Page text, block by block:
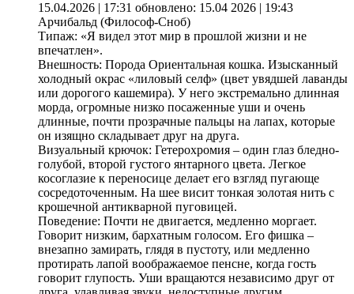
15.04.2026 | 17:31 обновлено: 15.04 2026 | 19:43
Арчибальд (Философ-Сноб)
Типаж: «Я видел этот мир в прошлой жизни и не
впечатлен».
Внешность: Порода Ориентальная кошка. Изысканный
холодный окрас «лиловый селф» (цвет увядшей лаванды
или дорогого кашемира). У него экстремально длинная
морда, огромные низко посаженные уши и очень
длинные, почти прозрачные пальцы на лапах, которые
он изящно складывает друг на друга.
Визуальный крючок: Гетерохромия – один глаз бледно-
голубой, второй густого янтарного цвета. Легкое
косоглазие к переносице делает его взгляд пугающе
сосредоточенным. На шее висит тонкая золотая нить с
крошечной антикварной пуговицей.
Поведение: Почти не двигается, медленно моргает.
Говорит низким, бархатным голосом. Его фишка –
внезапно замирать, глядя в пустоту, или медленно
протирать лапой воображаемое пенсне, когда гость
говорит глупость. Уши вращаются независимо друг от